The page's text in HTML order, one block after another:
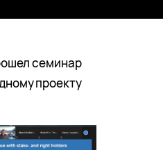
семинар
проекту